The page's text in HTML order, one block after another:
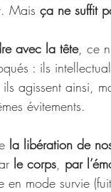
Mais ça ne suffit
avec la tête, ce
: ils
ils agissent ainsi,
évitements.
la libération de
le corps, par
en mode survie